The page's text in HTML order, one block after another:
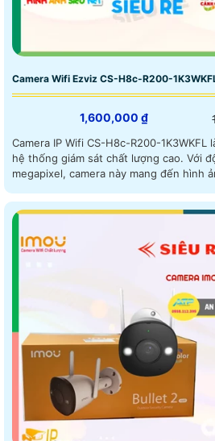
Camera Wifi Ezviz CS-H8c-R200-
1,600,000 ₫
Camera IP Wifi CS-H8c-R200-1K3WKFL
hệ thống giám sát chất lượng cao. Với độ phân giải lên đến 4.0
megapixel, camera này mang đến hình